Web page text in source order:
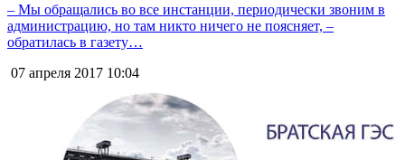
– Мы обращались во все инстанции, периодически звоним в
администрацию, но там никто ничего не поясняет, –
обратилась в газету…
07 апреля 2017 10:04